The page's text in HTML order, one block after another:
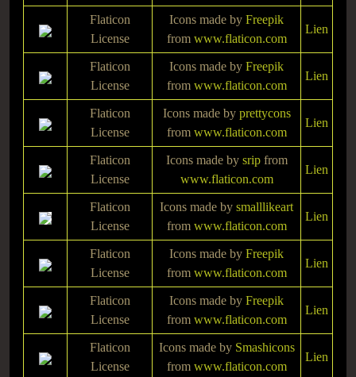
Flaticon
License
Icons made by Freepik
from www.flaticon.com
Lien
Flaticon
License
Icons made by Freepik
from www.flaticon.com
Lien
Flaticon
License
Icons made by prettycons
from www.flaticon.com
Lien
Flaticon
License
Icons made by sripfrom
www.flaticon.com
Lien
Flaticon
License
Icons made by smalllikeart
from www.flaticon.com
Lien
Flaticon
License
Icons made by Freepik
from www.flaticon.com
Lien
Flaticon
License
Icons made by Freepik
from www.flaticon.com
Lien
Flaticon
License
Icons made by Smashicons
from www.flaticon.com
Lien